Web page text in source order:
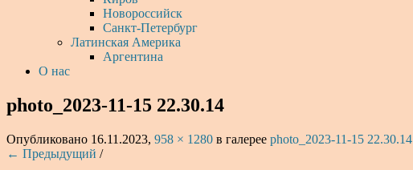
Новороссийск
Санкт-Петербург
Латинская Америка
Аргентина
О нас
photo_2023-11-15 22.30.14
Опубликовано 16.11.2023, 958 × 1280 в галерее photo_2023-11-15 22.30.14
← Предыдущий /